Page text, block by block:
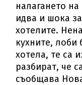
налагането
идва и шока
хотелите.
кухните, лоби
хотела, те са
разбират, че
съобщава